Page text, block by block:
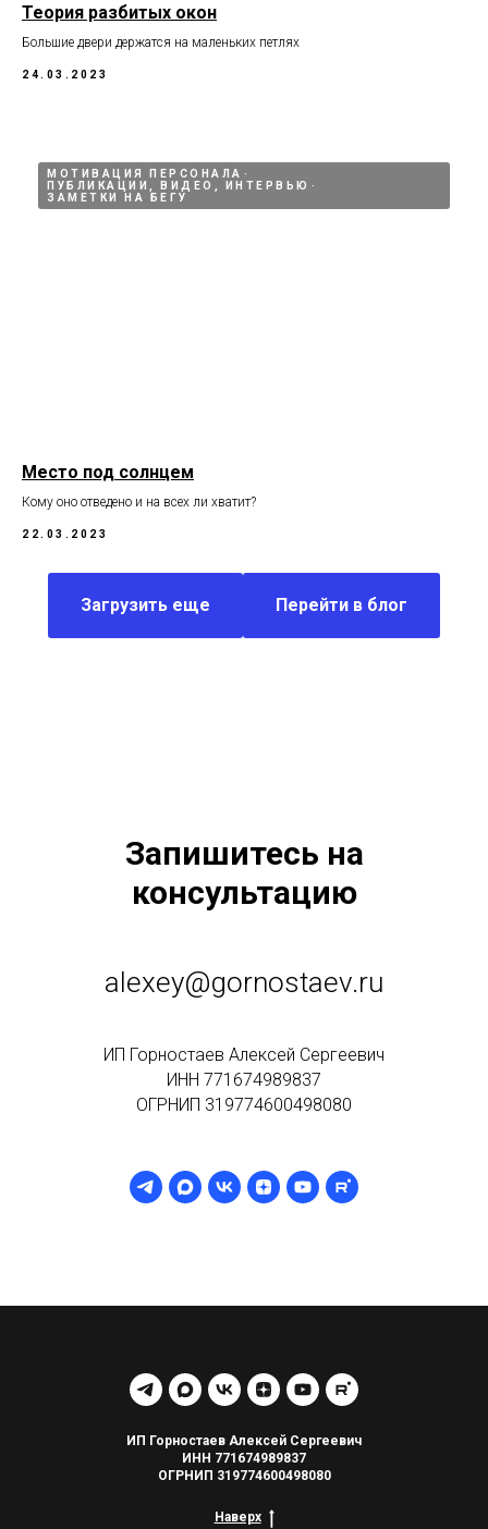
Теория разбитых окон
Большие двери держатся на маленьких петлях
24.03.2023
МОТИВАЦИЯ ПЕРСОНАЛА
ПУБЛИКАЦИИ, ВИДЕО, ИНТЕРВЬЮ
ЗАМЕТКИ НА БЕГУ
Место под солнцем
Кому оно отведено и на всех ли хватит?
22.03.2023
Загрузить еще Перейти в блог
Запишитесь на
консультацию
alexey@gornostaev.ru
ИП Горностаев Алексей Сергеевич
ИНН 771674989837
ОГРНИП 319774600498080
ИП Горностаев Алексей Сергеевич
ИНН 771674989837
ОГРНИП 319774600498080
Наверх